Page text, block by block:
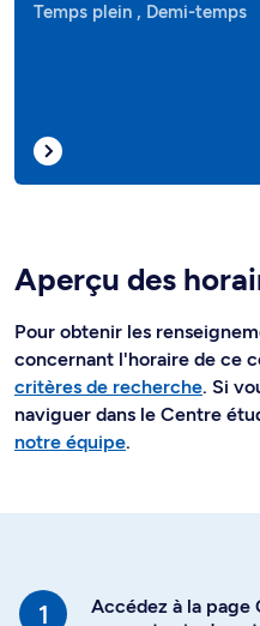
Temps plein , Demi-temps
Aperçu des
Pour obtenir les
concernant l'horaire de ce
critères de recherche. Si
naviguer dans le Centre
notre équipe.
Accédez à la page